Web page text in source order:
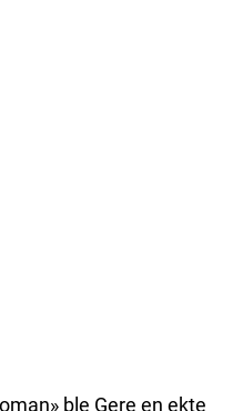
ble Gere en ekte